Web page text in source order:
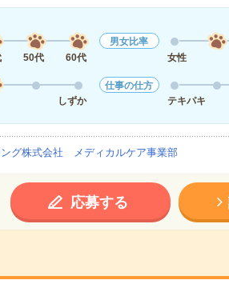
50代 60代
男女比率
女性
しずか
仕事の仕方
テキパキ
ング株式会社 メディカルケア事業部
応募する